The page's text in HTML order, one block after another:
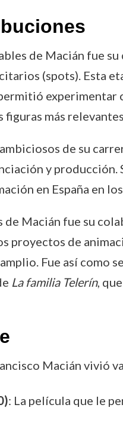
de Macián fue
(spots). Esta
experimentar
figuras más
de su
y
en España en
Macián fue su
proyectos de
Fue así como
La familia Telerín,
Macián vivió
: La película que le